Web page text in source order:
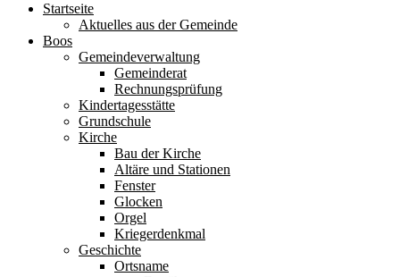
Startseite
Aktuelles aus der Gemeinde
Boos
Gemeindeverwaltung
Gemeinderat
Rechnungsprüfung
Kindertagesstätte
Grundschule
Kirche
Bau der Kirche
Altäre und Stationen
Fenster
Glocken
Orgel
Kriegerdenkmal
Geschichte
Ortsname